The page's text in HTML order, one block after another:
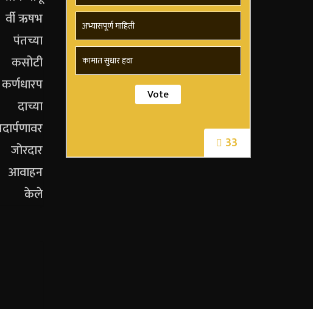
33
अभ्यासपूर्ण माहिती
कामात सुधार हवा